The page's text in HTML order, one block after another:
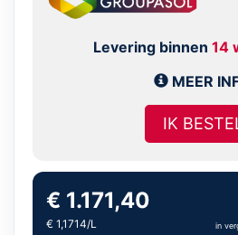
Levering binnen 14
MEER
IK
€ 1.171,40
€ 1,1714/L in